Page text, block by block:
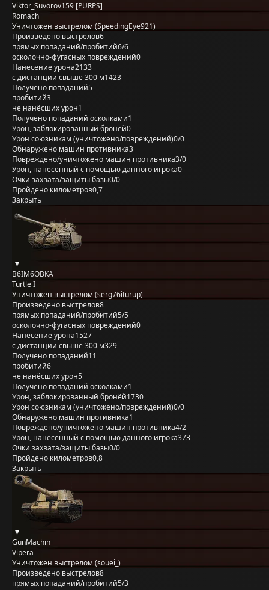
Viktor_Suvorov159 [PURPS]
Romach
Уничтожен выстрелом (SpeedingEye921)
Произведено выстрелов6
прямых попаданий/пробитий6/6
осколочно-фугасных повреждений0
Нанесение урона2133
с дистанции свыше 300 м1423
Получено попаданий5
пробитий3
не нанёсших урон1
Получено попаданий осколками1
Урон, заблокированный бронёй0
Урон союзникам (уничтожено/повреждений)0/0
Обнаружено машин противника3
Повреждено/уничтожено машин противника3/0
Урон, нанесённый с помощью данного игрока0
Очки захвата/защиты базы0/0
Пройдено километров0,7
Закрыть
B6IM6OBKA
Turtle I
Уничтожен выстрелом (serg76iturup)
Произведено выстрелов8
прямых попаданий/пробитий5/5
осколочно-фугасных повреждений0
Нанесение урона1527
с дистанции свыше 300 м329
Получено попаданий11
пробитий6
не нанёсших урон5
Получено попаданий осколками1
Урон, заблокированный бронёй1730
Урон союзникам (уничтожено/повреждений)0/0
Обнаружено машин противника1
Повреждено/уничтожено машин противника4/2
Урон, нанесённый с помощью данного игрока373
Очки захвата/защиты базы0/0
Пройдено километров0,8
Закрыть
GunMachin
Vipera
Уничтожен выстрелом (souei_)
Произведено выстрелов8
прямых попаданий/пробитий5/3